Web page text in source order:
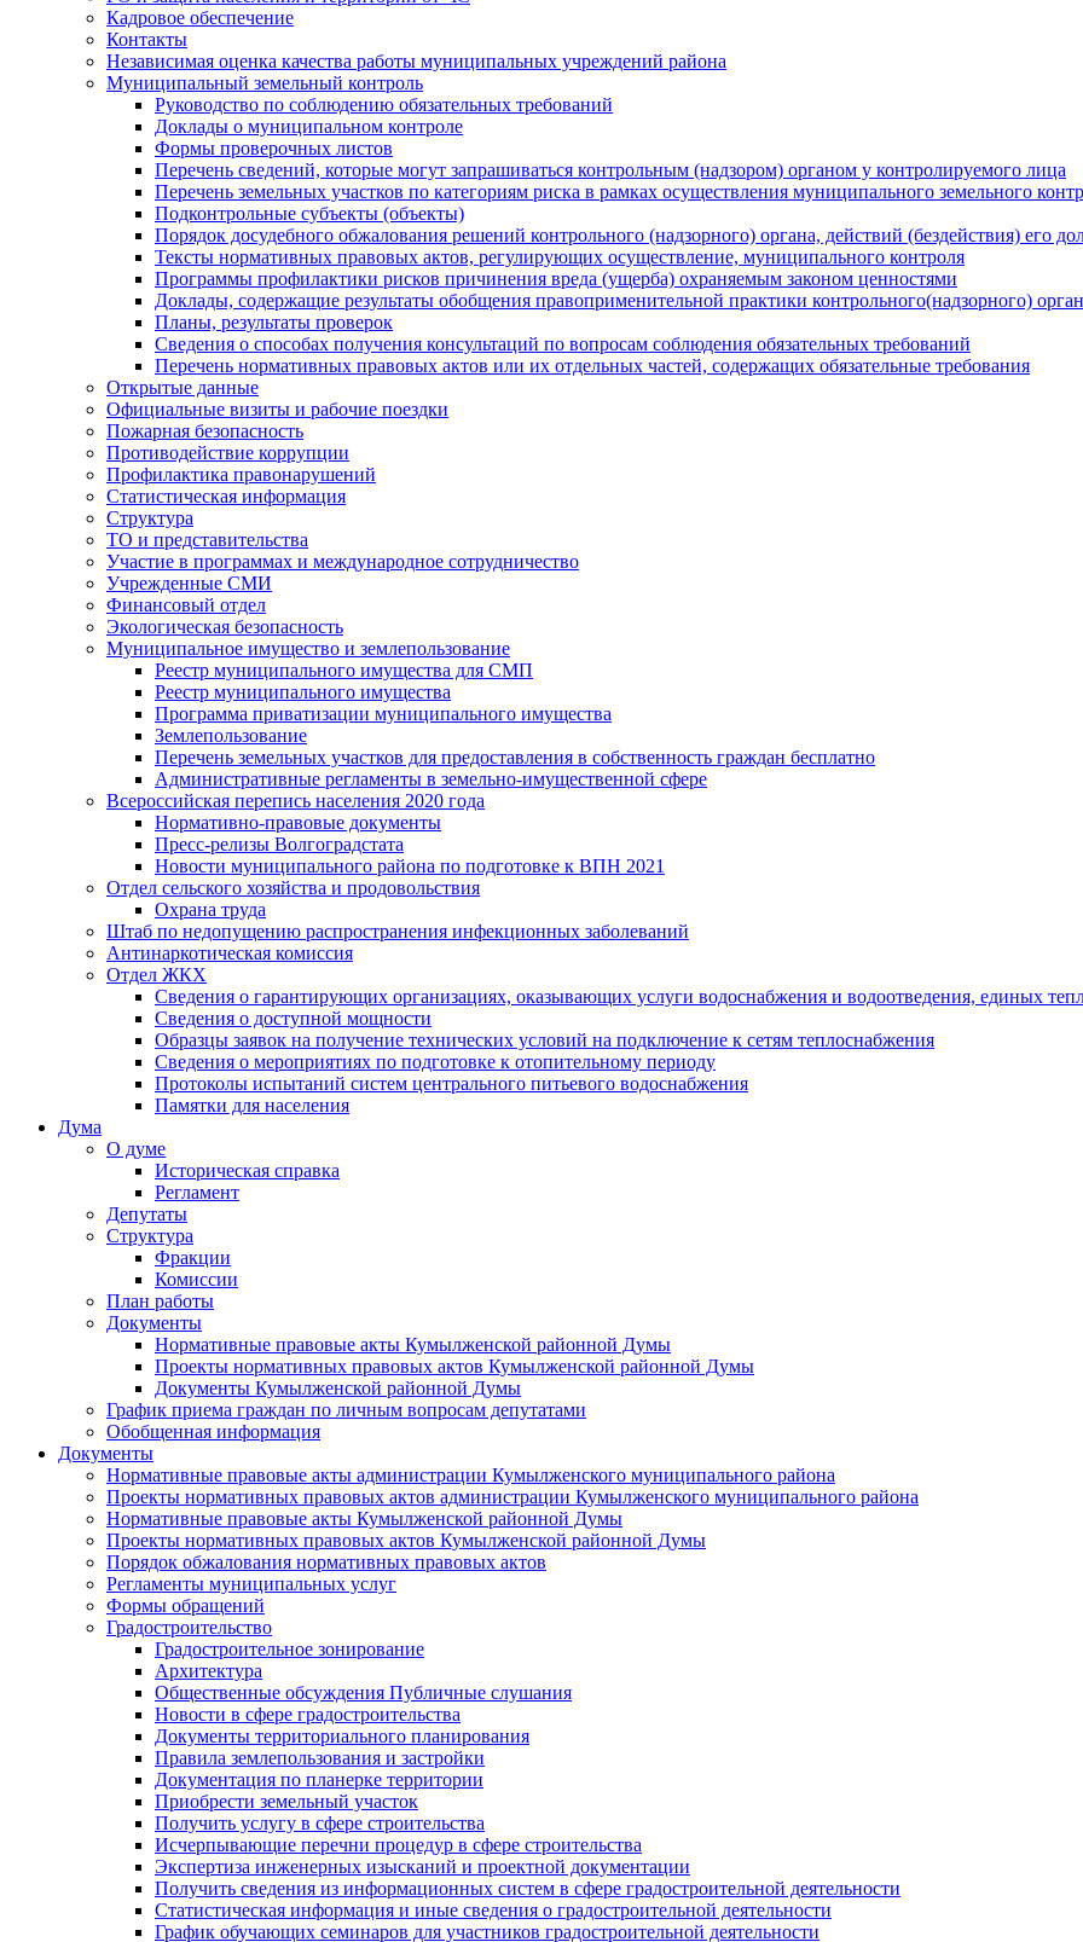
Кадровое обеспечение
Контакты
Независимая оценка качества работы муниципальных учреждений района
Муниципальный земельный контроль
Руководство по соблюдению обязательных требований
Доклады о муниципальном контроле
Формы проверочных листов
Перечень сведений, которые могут запрашиваться контрольным (надзором) органом у контролируемого лица
Перечень земельных участков по категориям риска в рамках осуществления муниципального земельного
Подконтрольные субъекты (объекты)
Порядок досудебного обжалования решений контрольного (надзорного) органа, действий (бездействия) его
Тексты нормативных правовых актов, регулирующих осуществление, муниципального контроля
Программы профилактики рисков причинения вреда (ущерба) охраняемым законом ценностями
Доклады, содержащие результаты обобщения правоприменительной практики контрольного(надзорного)
Планы, результаты проверок
Сведения о способах получения консультаций по вопросам соблюдения обязательных требований
Перечень нормативных правовых актов или их отдельных частей, содержащих обязательные требования
Открытые данные
Официальные визиты и рабочие поездки
Пожарная безопасность
Противодействие коррупции
Профилактика правонарушений
Статистическая информация
Структура
ТО и представительства
Участие в программах и международное сотрудничество
Учрежденные СМИ
Финансовый отдел
Экологическая безопасность
Муниципальное имущество и землепользование
Реестр муниципального имущества для СМП
Реестр муниципального имущества
Программа приватизации муниципального имущества
Землепользование
Перечень земельных участков для предоставления в собственность граждан бесплатно
Административные регламенты в земельно-имущественной сфере
Всероссийская перепись населения 2020 года
Нормативно-правовые документы
Пресс-релизы Волгоградстата
Новости муниципального района по подготовке к ВПН 2021
Отдел сельского хозяйства и продовольствия
Охрана труда
Штаб по недопущению распространения инфекционных заболеваний
Антинаркотическая комиссия
Отдел ЖКХ
Сведения о гарантирующих организациях, оказывающих услуги водоснабжения и водоотведения, единых
Сведения о доступной мощности
Образцы заявок на получение технических условий на подключение к сетям теплоснабжения
Сведения о мероприятиях по подготовке к отопительному периоду
Протоколы испытаний систем центрального питьевого водоснабжения
Памятки для населения
Дума
О думе
Историческая справка
Регламент
Депутаты
Структура
Фракции
Комиссии
План работы
Документы
Нормативные правовые акты Кумылженской районной Думы
Проекты нормативных правовых актов Кумылженской районной Думы
Документы Кумылженской районной Думы
График приема граждан по личным вопросам депутатами
Обобщенная информация
Документы
Нормативные правовые акты администрации Кумылженского муниципального района
Проекты нормативных правовых актов администрации Кумылженского муниципального района
Нормативные правовые акты Кумылженской районной Думы
Проекты нормативных правовых актов Кумылженской районной Думы
Порядок обжалования нормативных правовых актов
Регламенты муниципальных услуг
Формы обращений
Градостроительство
Градостроительное зонирование
Архитектура
Общественные обсуждения Публичные слушания
Новости в сфере градостроительства
Документы территориального планирования
Правила землепользования и застройки
Документация по планерке территории
Приобрести земельный участок
Получить услугу в сфере строительства
Исчерпывающие перечни процедур в сфере строительства
Экспертиза инженерных изысканий и проектной документации
Получить сведения из информационных систем в сфере градостроительной деятельности
Статистическая информация и иные сведения о градостроительной деятельности
График обучающих семинаров для участников градостроительной деятельности